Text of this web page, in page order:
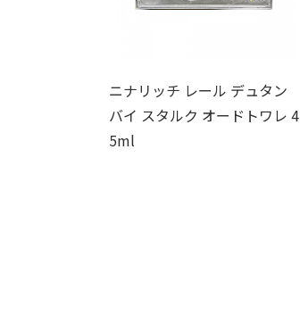
ニナリッチ レール デュタン
バイ スタルク オードトワレ 4
5ml